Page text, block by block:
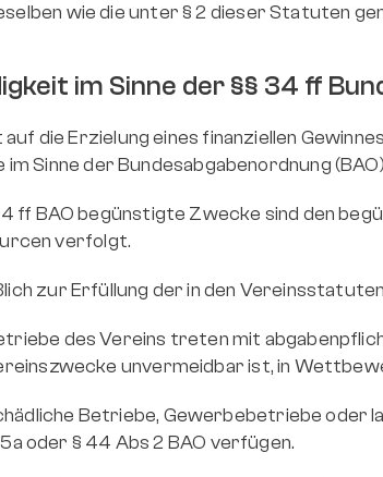
wie die unter § 2 dieser Statuten
im Sinne der §§ 34 ff
auf die Erzielung eines finanziellen
Sinne der Bundesabgabenordnung
ff BAO begünstigte Zwecke sind den
verfolgt.
zur Erfüllung der in den
des Vereins treten mit
unvermeidbar ist, in
Betriebe, Gewerbebetriebe
oder § 44 Abs 2 BAO verfügen.